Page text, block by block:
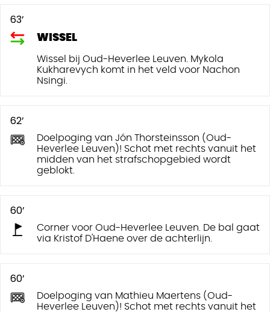
63’
WISSEL
Wissel bij Oud-Heverlee Leuven. Mykola
Kukharevych komt in het veld voor Nachon
Nsingi.
62’
Doelpoging van Jón Thorsteinsson (Oud-
Heverlee Leuven)! Schot met rechts vanuit het
midden van het strafschopgebied wordt
geblokt.
60’
Corner voor Oud-Heverlee Leuven. De bal gaat
via Kristof D'Haene over de achterlijn.
60’
Doelpoging van Mathieu Maertens (Oud-
Heverlee Leuven)! Schot met rechts vanuit het